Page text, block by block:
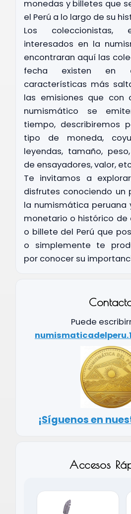
monedas y billetes que
el Perú a lo largo de su
Los coleccionistas,
interesados en la
encontraran aquí las
fecha existen en
características más
las emisiones que con
numismático se
tiempo, describiremos
tipo de moneda,
leyendas, tamaño,
de ensayadores, valor,
Te invitamos a
disfrutes conociendo un
la numismática peruana
monetario o histórico de
o billete del Perú que
o simplemente te
por conocer su
Puede
¡Síguenos en
Accesos
DEL PERU
AMENAZADA DEL PERÚ
PROCESO DE
DE LA REPÚBLICA -
PERUANA